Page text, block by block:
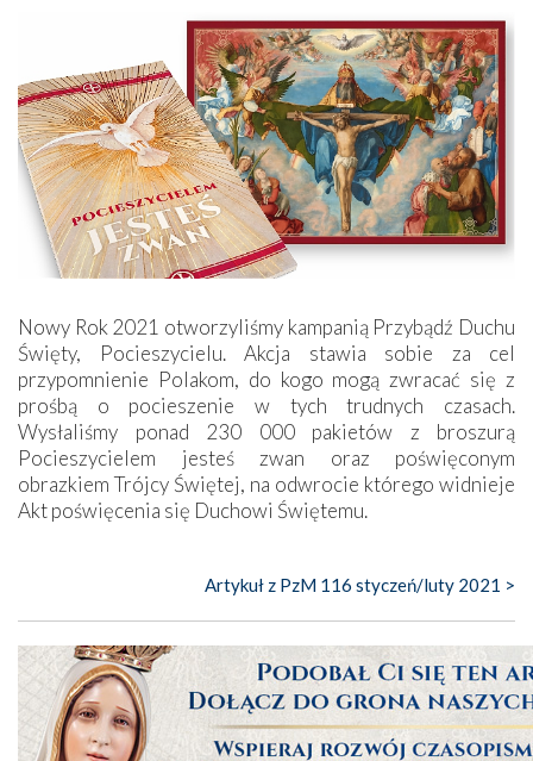
Nowy Rok 2021 otworzyliśmy kampanią Przybądź Duchu
Święty, Pocieszycielu. Akcja stawia sobie za cel
przypomnienie Polakom, do kogo mogą zwracać się z
prośbą o pocieszenie w tych trudnych czasach.
Wysłaliśmy ponad 230 000 pakietów z broszurą
Pocieszycielem jesteś zwan oraz poświęconym
obrazkiem Trójcy Świętej, na odwrocie którego widnieje
Akt poświęcenia się Duchowi Świętemu.
Artykuł z PzM 116 styczeń/luty 2021 >